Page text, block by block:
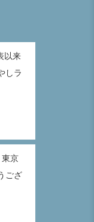
以来
しラ
京
ござ